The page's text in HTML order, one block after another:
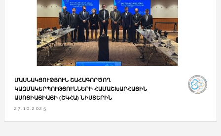
ՄԱՍՆԱԿՑՈՒԹՅՈՒՆ ՇԱՀԱԳՈՐԾՈՂ
ԿԱԶՄԱԿԵՐՊՈՒԹՅՈՒՆՆԵՐԻ ՀԱՄԱՇԽԱՐՀԱՅԻՆ
ԱՍՈՑԻԱՑԻԱՅԻ (ՇԿՀԱ) ՆԻՍՏԵՐԻՆ
27.10.2025